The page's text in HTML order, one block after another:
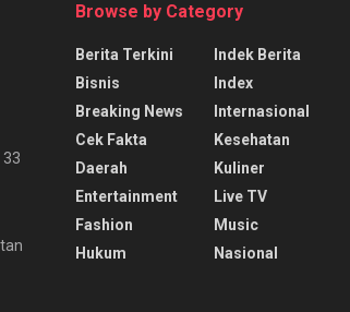
33
Browse by Category
Berita Terkini
Bisnis
Breaking News
Cek Fakta
Daerah
Entertainment
Fashion
Hukum
Indek Berita
Index
Internasional
Kesehatan
Kuliner
Live TV
Music
Nasional